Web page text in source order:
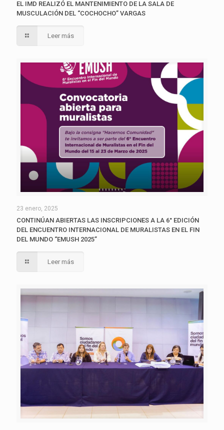
EL IMD REALIZÓ EL MANTENIMIENTO DE LA SALA DE
MUSCULACIÓN DEL “COCHOCHO” VARGAS
Leer más
23 enero, 2025
CONTINÚAN ABIERTAS LAS INSCRIPCIONES A LA 6° EDICIÓN
DEL ENCUENTRO INTERNACIONAL DE MURALISTAS EN EL FIN
DEL MUNDO “EMUSH 2025”
Leer más